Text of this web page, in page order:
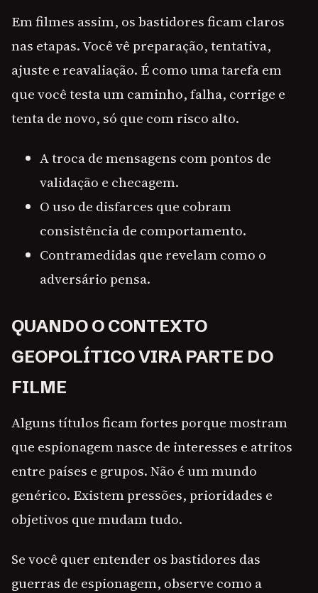
Em filmes assim, os bastidores ficam claros
nas etapas. Você vê preparação, tentativa,
ajuste e reavaliação. É como uma tarefa em
que você testa um caminho, falha, corrige e
tenta de novo, só que com risco alto.
A troca de mensagens com pontos de
validação e checagem.
O uso de disfarces que cobram
consistência de comportamento.
Contramedidas que revelam como o
adversário pensa.
QUANDO O CONTEXTO
GEOPOLÍTICO VIRA PARTE DO
FILME
Alguns títulos ficam fortes porque mostram
que espionagem nasce de interesses e atritos
entre países e grupos. Não é um mundo
genérico. Existem pressões, prioridades e
objetivos que mudam tudo.
Se você quer entender os bastidores das
guerras de espionagem, observe como a